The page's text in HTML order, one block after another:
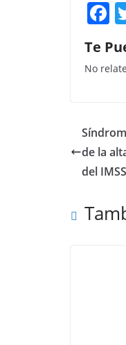
F
a
c
e
o
o
k
Te
No
de la
del